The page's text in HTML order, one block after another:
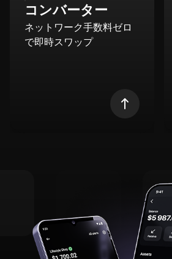
コンバーター
ネットワーク手数料ゼロ
で即時スワップ